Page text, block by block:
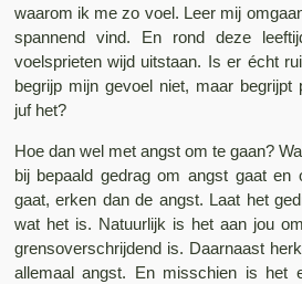
waarom ik me zo voel. Leer mij
spannend vind. En rond deze
voelsprieten wijd uitstaan. Is er écht
begrijp mijn gevoel niet, maar
juf het?
Hoe dan wel met angst om te gaan?
bij bepaald gedrag om angst gaat
gaat, erken dan de angst. Laat het
wat het is. Natuurlijk is het aan jou
grensoverschrijdend is. Daarnaast
allemaal angst. En misschien is het